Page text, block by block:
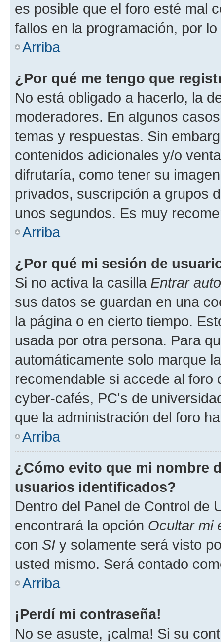
es posible que el foro esté mal
fallos en la programación, por
Arriba
¿Por qué me tengo que
No está obligado a hacerlo, la
moderadores. En algunos
temas y respuestas. Sin
contenidos adicionales y/o
difrutaría, como tener su
privados, suscripción a grupos
unos segundos. Es muy
Arriba
¿Por qué mi sesión de
Si no activa la casilla Entrar
sus datos se guardan en una
la página o en cierto tiempo.
usada por otra persona. Para
automáticamente solo marque
recomendable si accede al foro
cyber-cafés, PC's de
que la administración del foro
Arriba
¿Cómo evito que mi nombre
usuarios identificados?
Dentro del Panel de Control de
encontrará la opción Ocultar mi
con SI y solamente será visto
usted mismo. Será contado
Arriba
¡Perdí mi contraseña!
No se asuste, ¡calma! Si su